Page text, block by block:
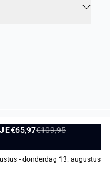
€65,97€109,95
- donderdag 13. augustus
Voorwaarden
BV2026